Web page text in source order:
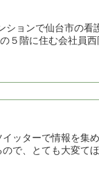
ョンで仙台市の看
５階に住む会社員
ッターで情報を集
で、とても大変てほ